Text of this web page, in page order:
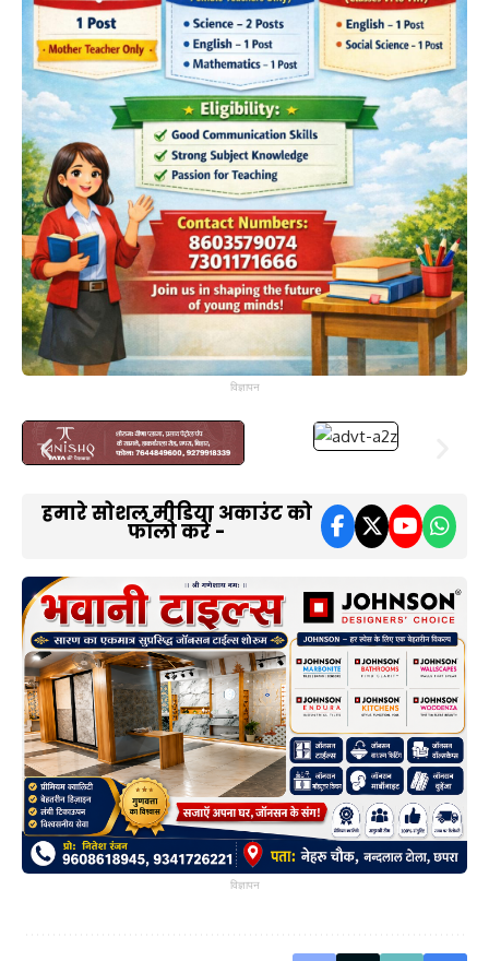
विज्ञापन
हमारे सोशल मीडिया अकाउंट को
फॉलो करें -
विज्ञापन